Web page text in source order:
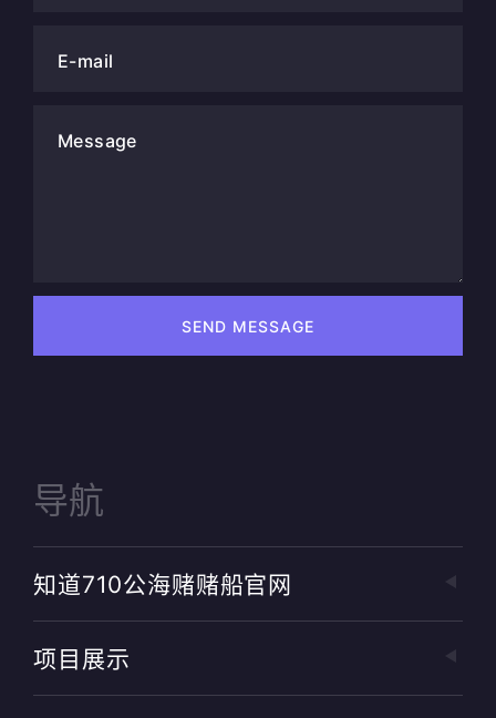
E-mail
Message
SEND MESSAGE
导航
知道710公海赌赌船官网
项目展示